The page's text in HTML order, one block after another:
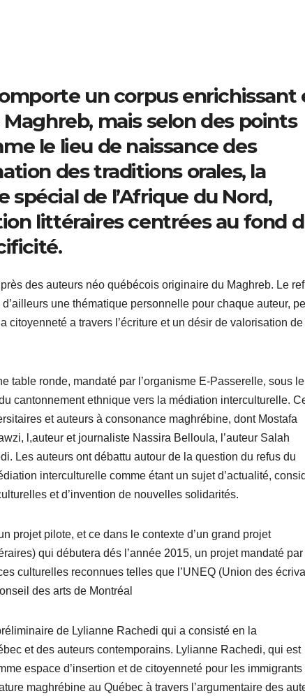
un corpus enrichissant
mais selon des points
le lieu de naissance des
des traditions orales, la
de l’Afrique du Nord,
littéraires centrées au fond
des auteurs néo québécois originaire du Maghreb. Le
une thématique personnelle pour chaque auteur,
a travers l’écriture et un désir de valorisation de
table ronde, mandaté par l’organisme E-Passerelle, sous le
cantonnement ethnique vers la médiation interculturelle.
et auteurs à consonance maghrébine, dont Mostafa
l,auteur et journaliste Nassira Belloula, l’auteur Salah
Les auteurs ont débattu autour de la question du refus du
interculturelle comme étant un sujet d’actualité,
et d’invention de nouvelles solidarités.
projet pilote, et ce dans le contexte d’un grand projet
qui débutera dés l’année 2015, un projet mandaté par
culturelles reconnues telles que l’UNEQ (Union des
des arts de Montréal
de Lylianne Rachedi qui a consisté en la
et des auteurs contemporains. Lylianne Rachedi, qui est
espace d’insertion et de citoyenneté pour les immigrants
maghrébine au Québec à travers l’argumentaire des